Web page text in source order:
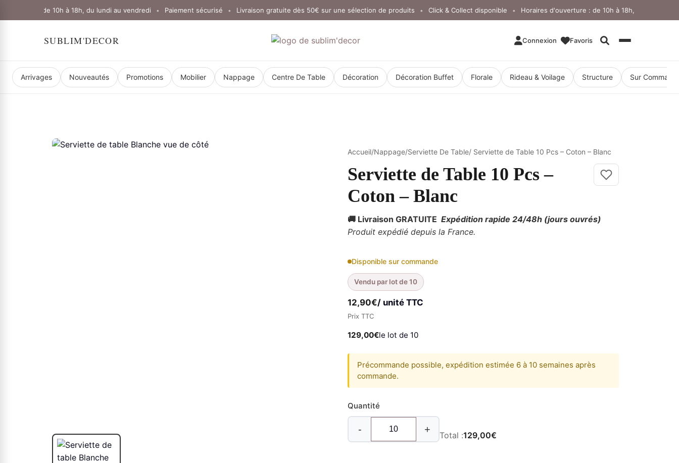
: de 10h à 18h, du lundi au vendredi • Paiement sécurisé • Livraison gratuite dès 50€ sur une sélection de produits • Click & Collect disponible • Horaires d'ouverture : de 10h à 18h, du lundi au
SUBLIM'DECOR Connexion Favoris
Rechercher
Arrivages Nouveautés Promotions Mobilier Nappage Centre De Table Décoration Décoration Buffet Florale Rideau & Voilage Structure Sur
Accueil/Nappage/Serviette De Table/ Serviette de Table 10 Pcs – Coton – Blanc
Serviette de Table 10 Pcs –
Coton – Blanc
🚚 Livraison GRATUITE Expédition rapide 24/48h (jours ouvrés)
Produit expédié depuis la France.
Disponible sur commande
Vendu par lot de 10
12,90€/ unité TTC
Prix TTC
129,00€le lot de 10
Précommande possible, expédition estimée 6 à 10 semaines après
commande.
Quantité
- +
Total :129,00€